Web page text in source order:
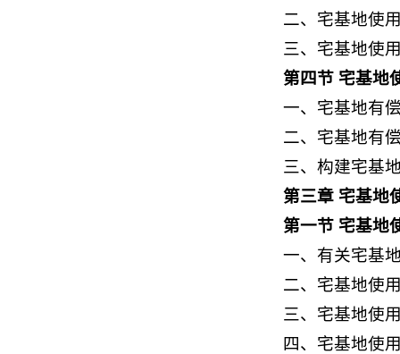
二、宅基地使
三、宅基地使
第四节 宅基地
一、宅基地有
二、宅基地有
三、构建宅基
第三章 宅基地
第一节 宅基地
一、有关宅基
二、宅基地使
三、宅基地使
四、宅基地使